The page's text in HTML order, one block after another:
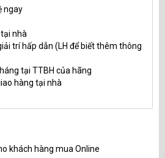
ngay
nhà
trí hấp dẫn (LH để biết thêm thông
tại TTBH của hãng
hàng tại nhà
khách hàng mua Online